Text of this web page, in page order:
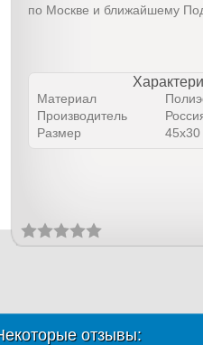
по Москве и ближайшему
Материал
Производитель
Размер
45x30
отзывы: